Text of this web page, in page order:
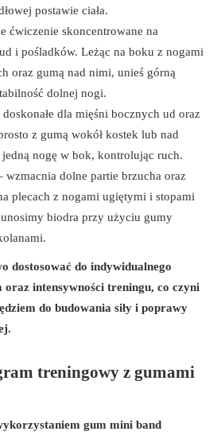
postawie ciała.
ćwiczenie skoncentrowane na
i pośladków. Leżąc na boku z nogami
oraz gumą nad nimi, unieś górną
dolnej nogi.
doskonałe dla mięśni bocznych ud oraz
z gumą wokół kostek lub nad
nogę w bok, kontrolując ruch.
wzmacnia dolne partie brzucha oraz
plecach z nogami ugiętymi i stopami
biodra przy użyciu gumy
dostosować do indywidualnego
oraz intensywności treningu, co czyni
do budowania siły i poprawy
treningowy z gumami
gum mini band